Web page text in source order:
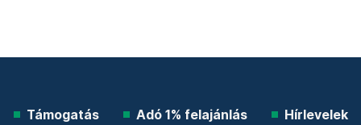
Támogatás Adó 1% felajánlás Hírlevelek